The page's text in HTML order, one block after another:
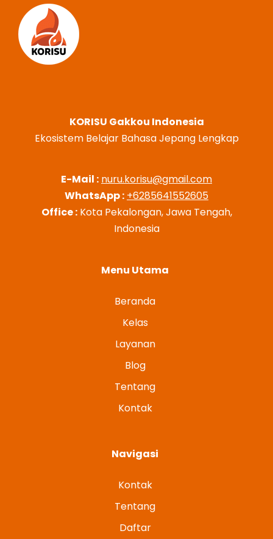
KORISU Gakkou Indonesia
Ekosistem Belajar Bahasa Jepang Lengkap
E-Mail : nuru.korisu@gmail.com
WhatsApp : +6285641552605
Office :Kota Pekalongan, Jawa Tengah,
Indonesia
Menu Utama
Beranda
Kelas
Layanan
Blog
Tentang
Kontak
Navigasi
Kontak
Tentang
Daftar